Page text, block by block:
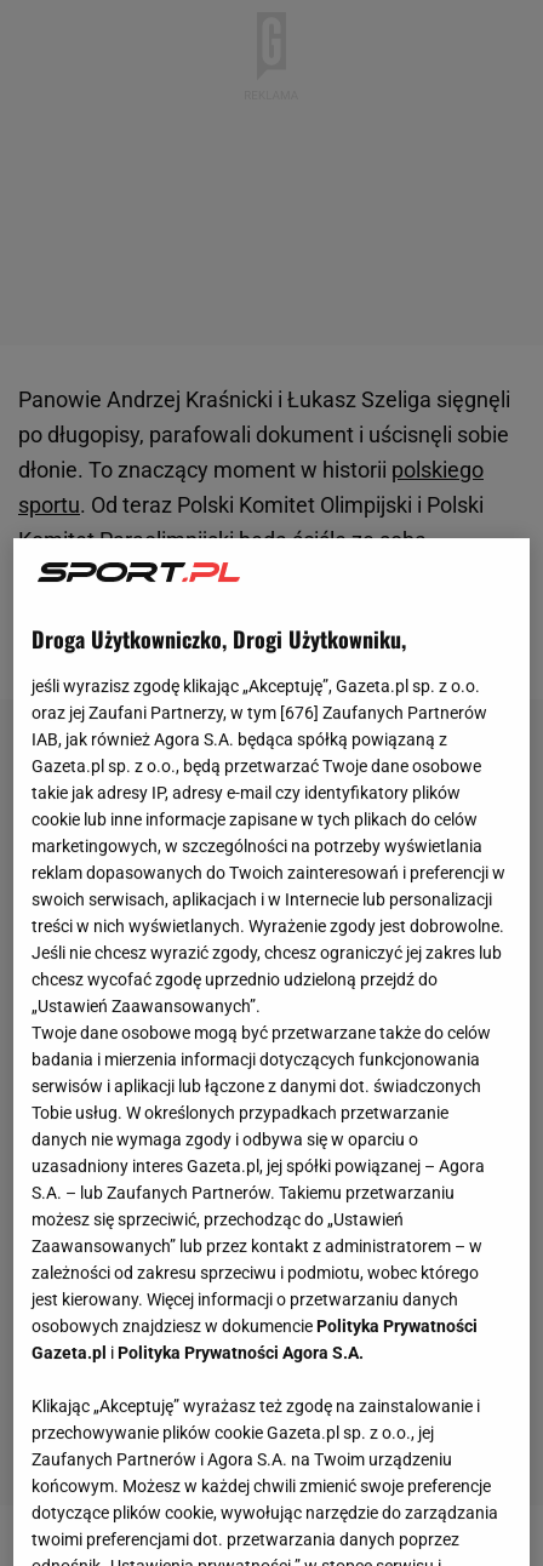
Panowie Andrzej Kraśnicki i Łukasz Szeliga sięgnęli
po długopisy, parafowali dokument i uścisnęli sobie
dłonie. To znaczący moment w historii polskiego
sportu. Od teraz Polski Komitet Olimpijski i Polski
Komitet Paraolimpijski będą ściśle ze sobą
współpracować. Założenia, jakie znalazły się w
ideą jest sport.
Obie instytucje zamierzają wspólnie wzmacniać
Droga Użytkowniczko, Drogi Użytkowniku,
jeśli wyrazisz zgodę klikając „Akceptuję”, Gazeta.pl sp. z o.o.
oraz jej Zaufani Partnerzy, w tym [676] Zaufanych Partnerów
IAB, jak również Agora S.A. będąca spółką powiązaną z
Gazeta.pl sp. z o.o., będą przetwarzać Twoje dane osobowe
takie jak adresy IP, adresy e-mail czy identyfikatory plików
cookie lub inne informacje zapisane w tych plikach do celów
marketingowych, w szczególności na potrzeby wyświetlania
reklam dopasowanych do Twoich zainteresowań i preferencji w
swoich serwisach, aplikacjach i w Internecie lub personalizacji
treści w nich wyświetlanych. Wyrażenie zgody jest dobrowolne.
Jeśli nie chcesz wyrazić zgody, chcesz ograniczyć jej zakres lub
chcesz wycofać zgodę uprzednio udzieloną przejdź do
„Ustawień Zaawansowanych”.
Twoje dane osobowe mogą być przetwarzane także do celów
badania i mierzenia informacji dotyczących funkcjonowania
serwisów i aplikacji lub łączone z danymi dot. świadczonych
Tobie usług. W określonych przypadkach przetwarzanie
danych nie wymaga zgody i odbywa się w oparciu o
uzasadniony interes Gazeta.pl, jej spółki powiązanej – Agora
S.A. – lub Zaufanych Partnerów. Takiemu przetwarzaniu
możesz się sprzeciwić, przechodząc do „Ustawień
Zaawansowanych” lub przez kontakt z administratorem – w
zależności od zakresu sprzeciwu i podmiotu, wobec którego
jest kierowany. Więcej informacji o przetwarzaniu danych
osobowych znajdziesz w dokumenciePolityka Prywatności
Gazeta.pl iPolityka Prywatności Agora S.A.
Klikając „Akceptuję” wyrażasz też zgodę na zainstalowanie i
przechowywanie plików cookie Gazeta.pl sp. z o.o., jej
Zaufanych Partnerów i Agora S.A. na Twoim urządzeniu
końcowym. Możesz w każdej chwili zmienić swoje preferencje
dotyczące plików cookie, wywołując narzędzie do zarządzania
twoimi preferencjami dot. przetwarzania danych poprzez